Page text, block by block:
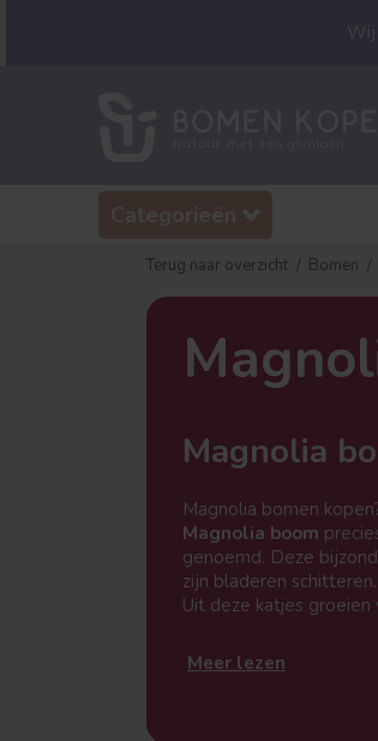
Wij
Terug naar overzicht Bomen
Magnolia
Magnolia bomen
Magnolia boom
genoemd. Deze
zijn bladeren
Uit deze katjes
Meer lezen